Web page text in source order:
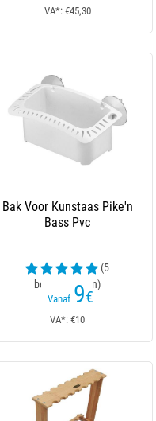
VA*: €45,30
Bak Voor Kunstaas Pike'n
Bass Pvc
(5
beoordelingen)
Vanaf 9€
VA*: €10